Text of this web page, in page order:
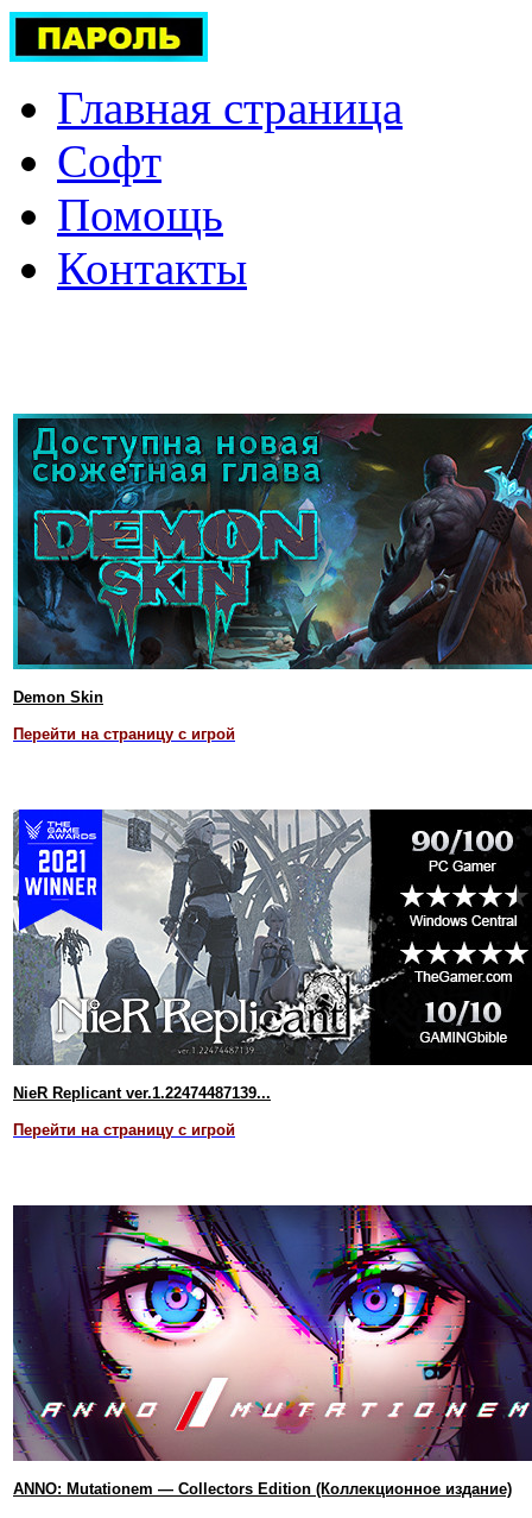
Главная страница
Софт
Помощь
Контакты
Demon Skin
Перейти на страницу с игрой
NieR Replicant ver.1.22474487139...
Перейти на страницу с игрой
ANNO: Mutationem — Collectors Edition (Коллекционное издание)